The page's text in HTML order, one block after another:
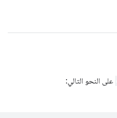
على النحو التالي: